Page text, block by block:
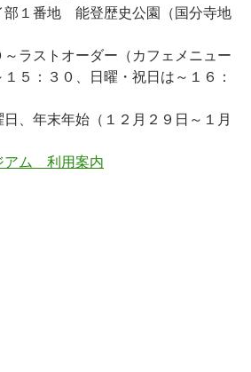
部１番地 能登歴史公園（国分寺地
ラストオーダー（カフェメニュー
５：３０、日曜・祝日は～１６：
、年末年始（１２月２９日～１月
アム 利用案内